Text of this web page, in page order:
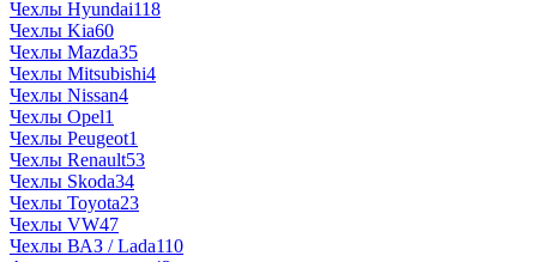
Чехлы Hyundai118
Чехлы Kia60
Чехлы Mazda35
Чехлы Mitsubishi4
Чехлы Nissan4
Чехлы Opel1
Чехлы Peugeot1
Чехлы Renault53
Чехлы Skoda34
Чехлы Toyota23
Чехлы VW47
Чехлы ВАЗ / Lada110